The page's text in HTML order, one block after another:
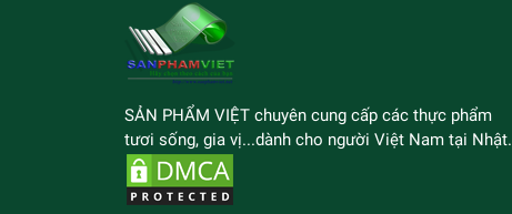
SẢN PHẨM VIỆT chuyên cung cấp các thực phẩm
tươi sống, gia vị...dành cho người Việt Nam tại Nhật.